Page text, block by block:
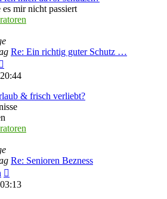
mir nicht passiert
Re: Ein richtig guter Schutz …
Beitrag
& frisch verliebt?
Re: Senioren Bezness
Beitrag